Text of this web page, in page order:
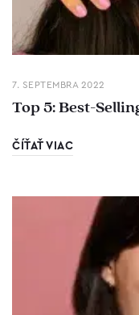
7. SEPTEMBRA 2022
Top 5: Best-
ČÍŤAŤ VIAC